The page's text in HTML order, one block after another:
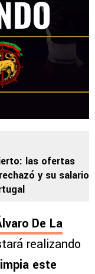
las ofertas
y su salario
De La
realizando
este